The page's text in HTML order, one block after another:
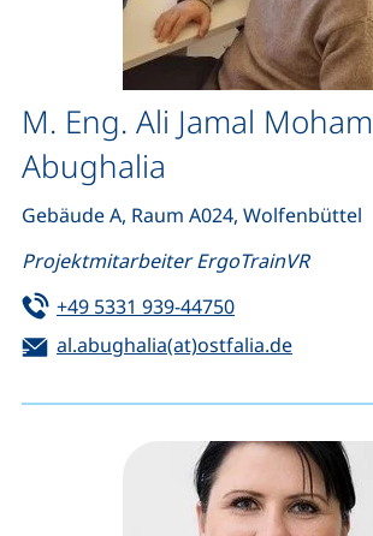
M. Eng. Ali Jamal
Abughalia
Gebäude A, Raum A024, Wolfenbüttel
Projektmitarbeiter ErgoTrainVR
Tel:
+49 5331 939-44750(startet einen
E-Mail:
al.abughalia(at)ostfalia.de(öffnet